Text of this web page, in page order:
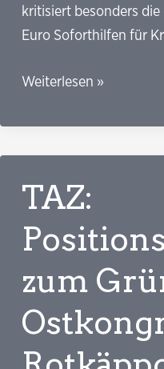
kritisiert besonders
Euro Soforthilfen für
tagesschau.de:
für
2025.
groß
sind
die
Spar-
Spielräume?
Weiterlesen »
TAZ:
zum